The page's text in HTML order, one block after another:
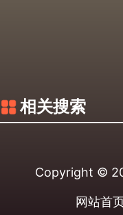
相关搜索
Copyright ©
网站首